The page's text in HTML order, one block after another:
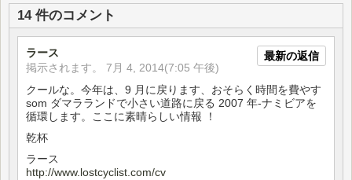
14 件のコメント
最新の返信
ラース
掲示されます。 7月 4, 2014(7:05 午後)
クールな。今年は、9 月に戻ります、おそらく時間を費やす
som ダマラランドで小さい道路に戻る 2007 年-ナミビアを
循環します。ここに素晴らしい情報 ！
乾杯
ラース
http://www.lostcyclist.com/cv